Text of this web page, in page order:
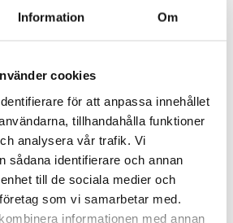
Information Om
cookies
för att anpassa innehållet
tillhandahålla funktioner
analysera vår trafik. Vi
sådana identifierare och annan
till de sociala medier och
som vi samarbetar med.
informationen med annan
2097
takkronan, innovativa
lampor och belysning
och elegans.
från Flos i våra butiker i
Halmstad.